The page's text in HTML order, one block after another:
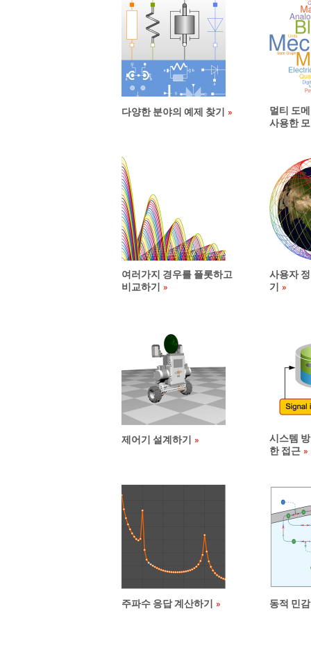
다양한 분야의 예제 찾기
멀티 도
사용한
여러가지 경우를 플롯하고
비교하기
사용자
기
제어기 설계하기
시스템
한 접근
주파수 응답 계산하기 동적 민